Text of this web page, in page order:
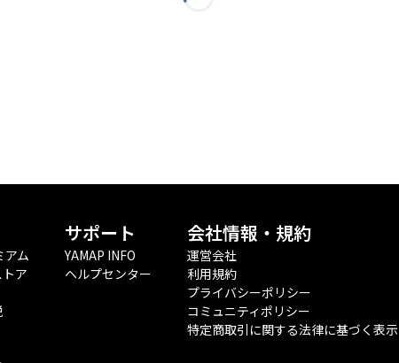
アム
ア
サポート
YAMAP INFO
ヘルプセンター
会社情報・規約
運営会社
利用規約
プライバシーポリシー
コミュニティポリシー
特定商取引に関する法律に基づく表示